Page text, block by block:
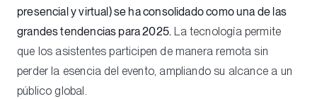
presencial y virtual) se ha consolidado como una de las
grandes tendencias para 2025. La tecnología permite
que los asistentes participen de manera remota sin
perder la esencia del evento, ampliando su alcance a un
público global.